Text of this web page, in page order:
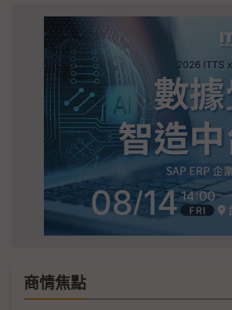
商情焦點